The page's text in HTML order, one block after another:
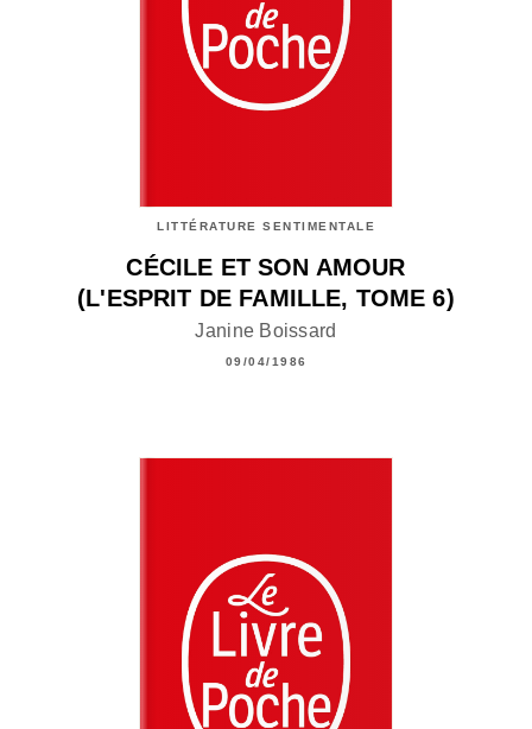
LITTÉRATURE SENTIMENTALE
CÉCILE ET SON AMOUR
(L'ESPRIT DE FAMILLE, TOME 6)
Janine Boissard
09/04/1986